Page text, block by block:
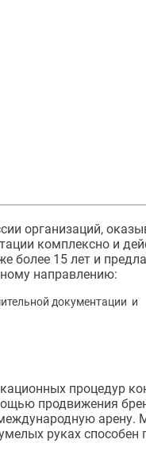
организаций,
комплексно и
более 15 лет и
направлению:
документации и
процедур
продвижения
арену.
руках способен